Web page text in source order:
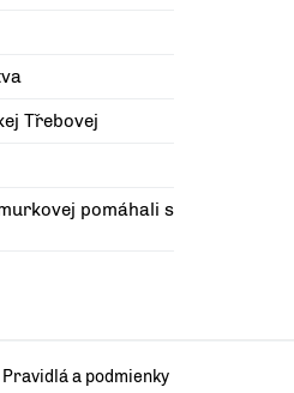
Třebovej
pomáhali s
Pravidlá a podmienky